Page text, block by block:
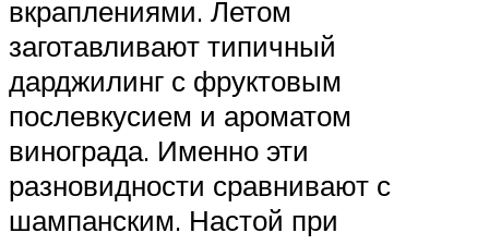
вкраплениями. Летом
заготавливают типичный
дарджилинг с фруктовым
послевкусием и ароматом
винограда. Именно эти
разновидности сравнивают с
шампанским. Настой при